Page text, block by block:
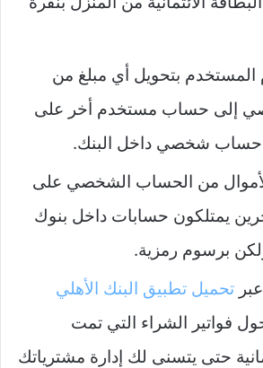
بتحويل أي مبلغ من
إلى حساب مستخدم أخر على
حساب شخصي داخل البنك.
من الحساب الشخصي على
يمتلكون حسابات داخل بنوك
برسوم رمزية.
تحميل تطبيق البنك الأهلي
فواتير الشراء التي تمت
حتى يتسنى لك إدارة مشترياتك